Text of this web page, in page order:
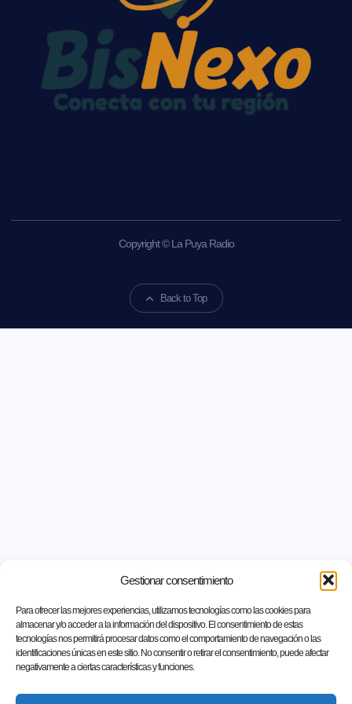
Gestionar consentimiento
Para ofrecer las mejores experiencias, utilizamos tecnologías como las cookies para
almacenar y/o acceder a la información del dispositivo. El consentimiento de estas
tecnologías nos permitirá procesar datos como el comportamiento de navegación o las
identificaciones únicas en este sitio. No consentir o retirar el consentimiento, puede afectar
negativamente a ciertas características y funciones.
Copyright © La Puya Radio
Back to Top